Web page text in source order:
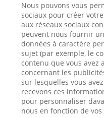
Nous pouvons vous
sociaux pour créer
aux réseaux sociaux
peuvent nous fournir
données à caractère
sujet (par exemple, le
contenu que vous avez
concernant les
sur lesquelles vous
recevons ces
pour personnaliser
nous en fonction de